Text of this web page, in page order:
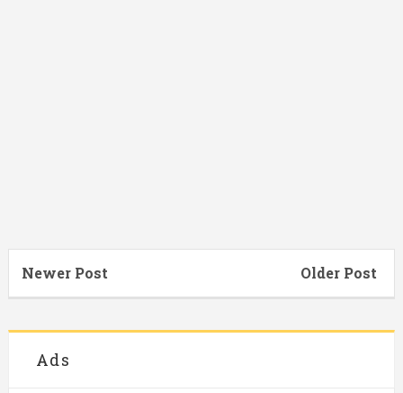
Newer Post Older Post
Ads